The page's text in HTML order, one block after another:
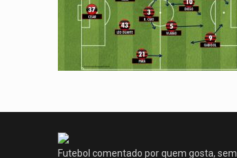
Futebol comentado por quem gosta, sem